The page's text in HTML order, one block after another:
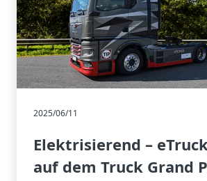
2025/06/11
Elektrisierend –
auf dem Truck Grand